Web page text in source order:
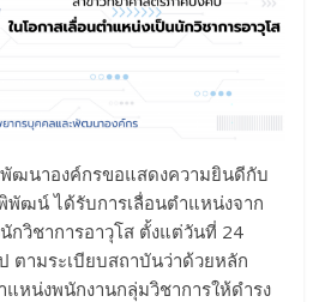
ฒนาองค์กรขอแสดงความยินดีกับ
ฒน์ ได้รับการเลื่อนตำแหน่งจาก
กวิชาการอาวุโส ตั้งแต่วันที่ 24
ตามระเบียบสถาบันว่าด้วยหลัก
หน่งพนักงานกลุ่มวิชาการให้ดำรง